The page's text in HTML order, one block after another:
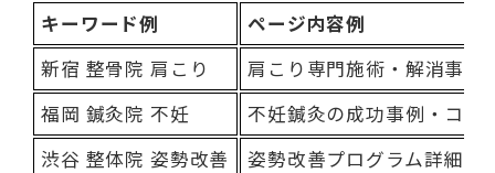
キーワード例
ページ内容例
新宿 整骨院 肩こり
肩こり専門施術・解消事例
福岡 鍼灸院 不妊
不妊鍼灸の成功事例・コー
渋谷 整体院 姿勢改善
姿勢改善プログラム詳細